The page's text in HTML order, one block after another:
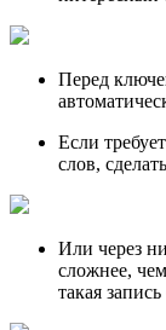
Перед
Если
слов,
Или через
сложнее,
такая